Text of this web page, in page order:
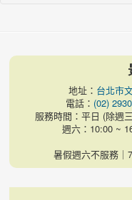
地址： 台北市
電話： (02)
服務時間：平日 (除週
週六：10:00 ~
暑假週六不服務｜